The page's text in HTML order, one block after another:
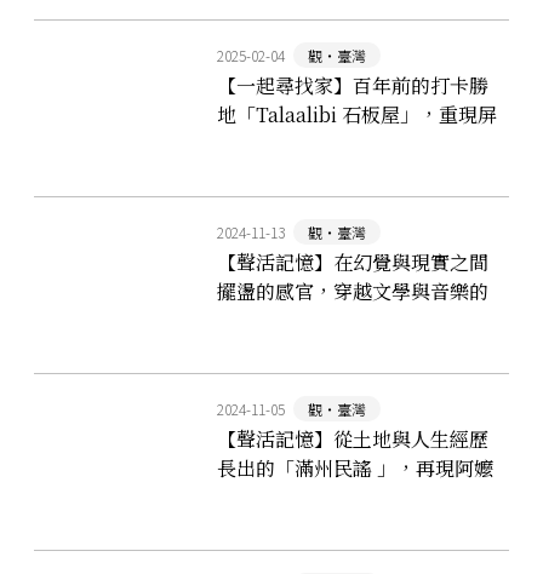
2025-02-04 觀‧臺灣
【一起尋找家】百年前的打卡勝
地「Talaalibi 石板屋」，重現屏
2024-11-13 觀‧臺灣
【聲活記憶】在幻覺與現實之間
擺盪的感官，穿越文學與音樂的
2024-11-05 觀‧臺灣
【聲活記憶】從土地與人生經歷
長出的「滿州民謠 」，再現阿嬤